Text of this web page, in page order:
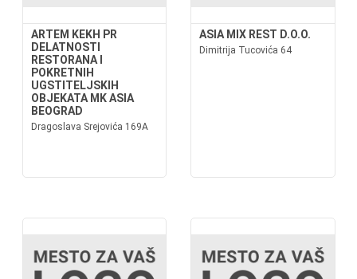
ARTEM KEKH PR
DELATNOSTI
RESTORANA I
POKRETNIH
UGSTITELJSKIH
OBJEKATA MK ASIA
BEOGRAD
Dragoslava Srejovića 169A
ASIA MIX REST D.O.O.
Dimitrija Tucovića 64